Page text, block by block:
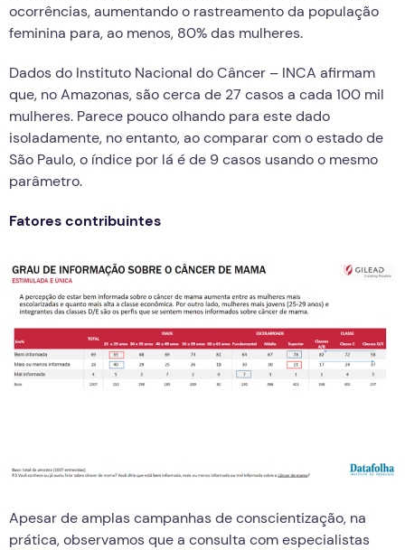
ocorrências, aumentando o rastreamento da população
feminina para, ao menos, 80% das mulheres.
Dados do Instituto Nacional do Câncer – INCA afirmam
que, no Amazonas, são cerca de 27 casos a cada 100 mil
mulheres. Parece pouco olhando para este dado
isoladamente, no entanto, ao comparar com o estado de
São Paulo, o índice por lá é de 9 casos usando o mesmo
parâmetro.
Fatores contribuintes
Apesar de amplas campanhas de conscientização, na
prática, observamos que a consulta com especialistas